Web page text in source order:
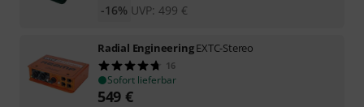
UVP: 499 €
-16%
Radial EngineeringEXTC-Stereo
16
Sofort lieferbar
549 €